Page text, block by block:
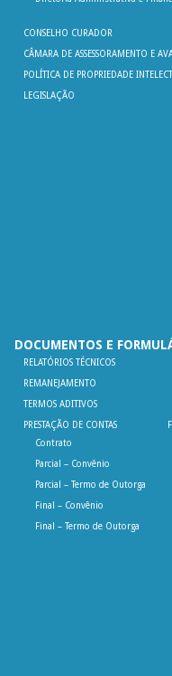
CONSELHO CURADOR
CÂMARA DE ASSESSORAMENTO E
POLÍTICA DE PROPRIEDADE
LEGISLAÇÃO
DOCUMENTOS E
RELATÓRIOS TÉCNICOS
REMANEJAMENTO
TERMOS ADITIVOS
PRESTAÇÃO DE CONTAS
Contrato
Parcial – Convênio
Parcial – Termo de Outorga
Final – Convênio
Final – Termo de Outorga